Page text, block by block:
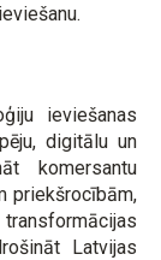
ieviešanas
digitālu un
komersantu
priekšrocībām,
Latvijas